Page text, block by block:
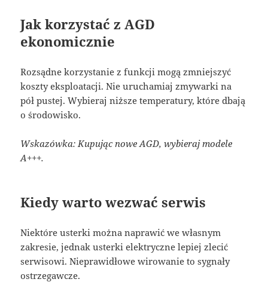
Jak korzystać z AGD
ekonomicznie
Rozsądne korzystanie z funkcji mogą zmniejszyć
koszty eksploatacji. Nie uruchamiaj zmywarki na
pół pustej. Wybieraj niższe temperatury, które dbają
o środowisko.
Wskazówka: Kupując nowe AGD, wybieraj modele
A+++.
Kiedy warto wezwać serwis
Niektóre usterki można naprawić we własnym
zakresie, jednak usterki elektryczne lepiej zlecić
serwisowi. Nieprawidłowe wirowanie to sygnały
ostrzegawcze.